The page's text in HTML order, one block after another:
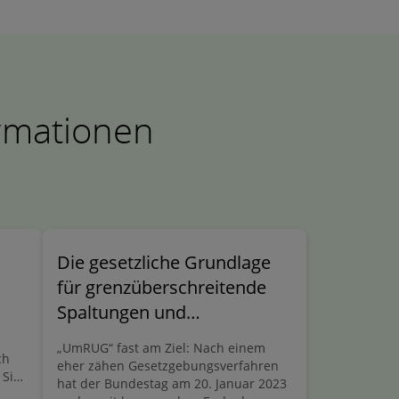
Die gesetzliche Grundlage
für grenzüberschreitende
Spaltungen und
Formwechsel kommt bald!
„UmRUG“ fast am Ziel: Nach einem
eher zähen Gesetzgebungsverfahren
hat der Bundestag am 20. Januar 2023